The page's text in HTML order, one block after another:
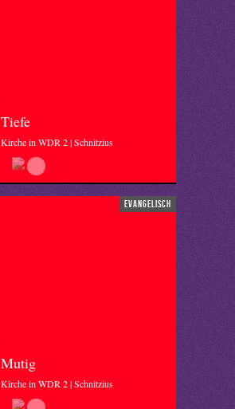
Tiefe
Kirche in WDR 2 | Schnitzius
evangelisch
Mutig
Kirche in WDR 2 | Schnitzius